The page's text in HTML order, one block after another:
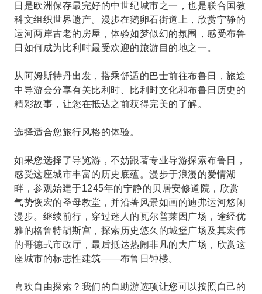
日是欧洲保存最完好的中世纪城市之一，也是联合国教
科文组织世界遗产。漫步在鹅卵石街道上，欣赏宁静的
运河两岸古老的房屋，体验如梦似幻的氛围，感受布鲁
日如何成为比利时最受欢迎的旅游目的地之一。
从阿姆斯特丹出发，搭乘舒适的巴士前往布鲁日，旅途
中导游会分享有关比利时、比利时文化和布鲁日历史的
精彩故事，让您在抵达之前获得完美的了解。
选择适合您旅行风格的体验。
如果您选择了导览游，不妨跟著专业导游探索布鲁日，
感受这座城市丰富的历史底蕴。漫步于浪漫的爱情湖
畔，参观始建于1245年的宁静的贝居安修道院，欣赏
气势恢宏的圣母教堂，并沿著风景如画的迪弗运河悠闲
漫步。继续前行，穿过迷人的瓦尔普莱因广场，途经优
雅的格鲁特胡斯宫，探索历史悠久的城堡广场及其宏伟
的哥德式市政厅，最后抵达热闹非凡的大广场，欣赏这
座城市的标志性建筑——布鲁日钟楼。
喜欢自由探索？我们的自助游选项让您可以按照自己的